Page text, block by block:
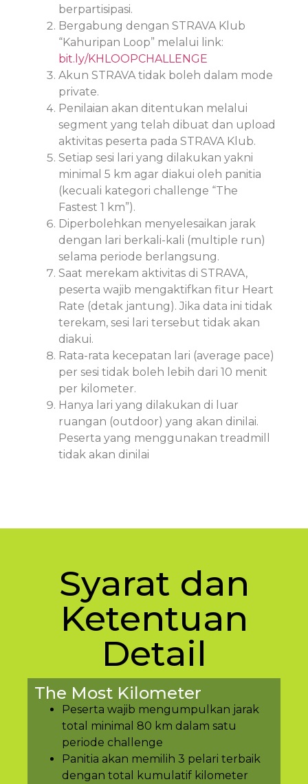
berpartisipasi.
Bergabung dengan STRAVA Klub
“Kahuripan Loop” melalui link:
bit.ly/KHLOOPCHALLENGE
Akun STRAVA tidak boleh dalam mode
private.
Penilaian akan ditentukan melalui
segment yang telah dibuat dan upload
aktivitas peserta pada STRAVA Klub.
Setiap sesi lari yang dilakukan yakni
minimal 5 km agar diakui oleh panitia
(kecuali kategori challenge “The
Fastest 1 km”).
Diperbolehkan menyelesaikan jarak
dengan lari berkali-kali (multiple run)
selama periode berlangsung.
Saat merekam aktivitas di STRAVA,
peserta wajib mengaktifkan fitur Heart
Rate (detak jantung). Jika data ini tidak
terekam, sesi lari tersebut tidak akan
diakui.
Rata-rata kecepatan lari (average pace)
per sesi tidak boleh lebih dari 10 menit
per kilometer.
Hanya lari yang dilakukan di luar
ruangan (outdoor) yang akan dinilai.
Peserta yang menggunakan treadmill
tidak akan dinilai
Syarat dan
Ketentuan
Detail
The Most Kilometer
Peserta wajib mengumpulkan jarak
total minimal 80 km dalam satu
periode challenge
Panitia akan memilih 3 pelari terbaik
dengan total kumulatif kilometer